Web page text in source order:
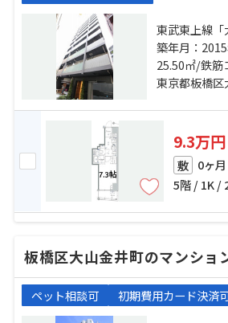
東武東上線「
三田線「板橋
埼京線「板橋
築年月：
25.50㎡/鉄筋
東京都板橋区
9.3万円
敷 0ヶ月
5階 / 1K /
板橋区大山金井町のマンショ
ペット相談可 初期費用カード決済